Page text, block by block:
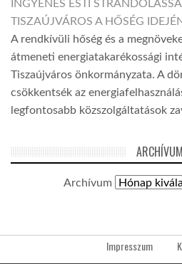
INGYENES ESTI
TISZAÚJVÁROS A HŐSÉG
A rendkívüli hőség és a
átmeneti energiatakarékossági
Tiszaújváros önkormányzata. A
csökkentsék az
legfontosabb közszolgáltatások
ARCHÍVUM
Archívum
Impresszum